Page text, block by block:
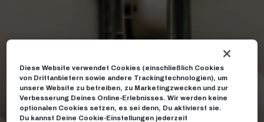
Diese Website verwendet Cookies (einschließlich Cookies
von Drittanbietern sowie andere Trackingtechnologien), um
unsere Website zu betreiben, zu Marketingzwecken und zur
Verbesserung Deines Online-Erlebnisses. Wir werden keine
optionalen Cookies setzen, es sei denn, Du aktivierst sie.
Du kannst Deine Cookie-Einstellungen jederzeit